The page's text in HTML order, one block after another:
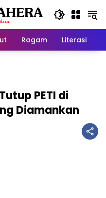
Ragam Literasi
PETI di
Diamankan